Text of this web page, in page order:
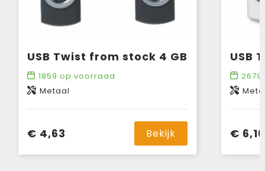
USB Twist from stock 4 GB
1859 op voorraad
Metaal
€ 4,63 Bekijk
2679
€ 6,16